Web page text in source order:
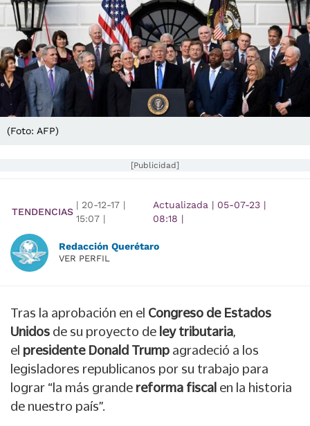
(Foto: AFP)
[Publicidad]
TENDENCIAS
| 20-12-17 |
15:07 |
Actualizada | 05-07-23 |
08:18 |
Redacción Querétaro
VER PERFIL
Tras la aprobación en el Congreso de Estados
Unidos de su proyecto de ley tributaria,
el presidente Donald Trump agradeció a los
legisladores republicanos por su trabajo para
lograr “la más grande reforma fiscal en la historia
de nuestro país”.